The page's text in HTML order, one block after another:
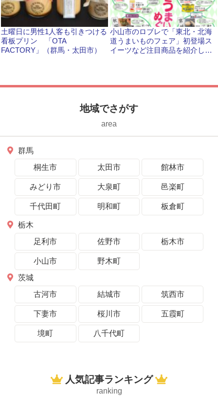
土曜日に男性1人客も引きつける
看板プリン 「OTA
FACTORY」（群馬・太田市）
小山市のロブレで「東北・北海
道うまいものフェア」初登場ス
イーツなど注目商品を紹介しま
地域でさがす
area
群馬
桐生市
太田市 館林市
みどり市 大泉町 邑楽町
千代田町 明和町 板倉町
栃木
足利市
佐野市 栃木市
小山市
野木町
茨城
古河市
結城市 筑西市
下妻市 桜川市 五霞町
境町 八千代町
人気記事ランキング
ranking